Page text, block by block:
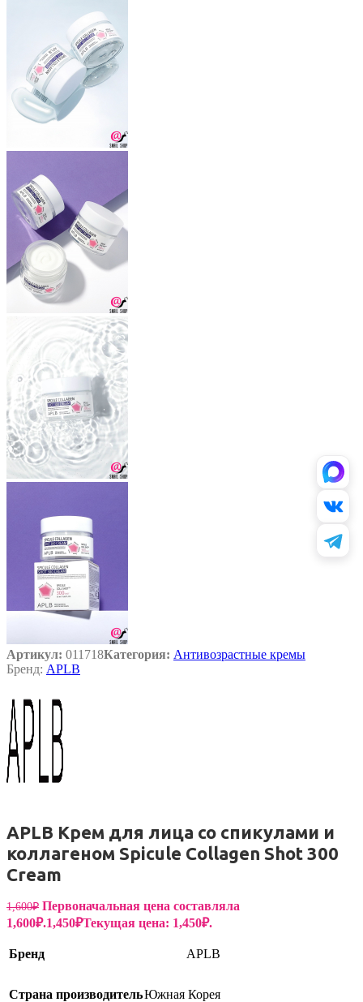
Артикул: 011718Категория: Антивозрастные кремы
Бренд: APLB
APLB Крем для лица со спикулами и
коллагеном Spicule Collagen Shot 300
Cream
1,600₽ Первоначальная цена составляла
1,600₽.1,450₽Текущая цена: 1,450₽.
Бренд APLB
Страна производительЮжная Корея